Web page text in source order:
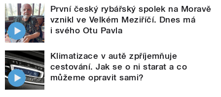
První český rybářský spolek na Moravě
vznikl ve Velkém Meziříčí. Dnes má
i svého Otu Pavla
Klimatizace v autě zpříjemňuje
cestování. Jak se o ni starat a co
můžeme opravit sami?